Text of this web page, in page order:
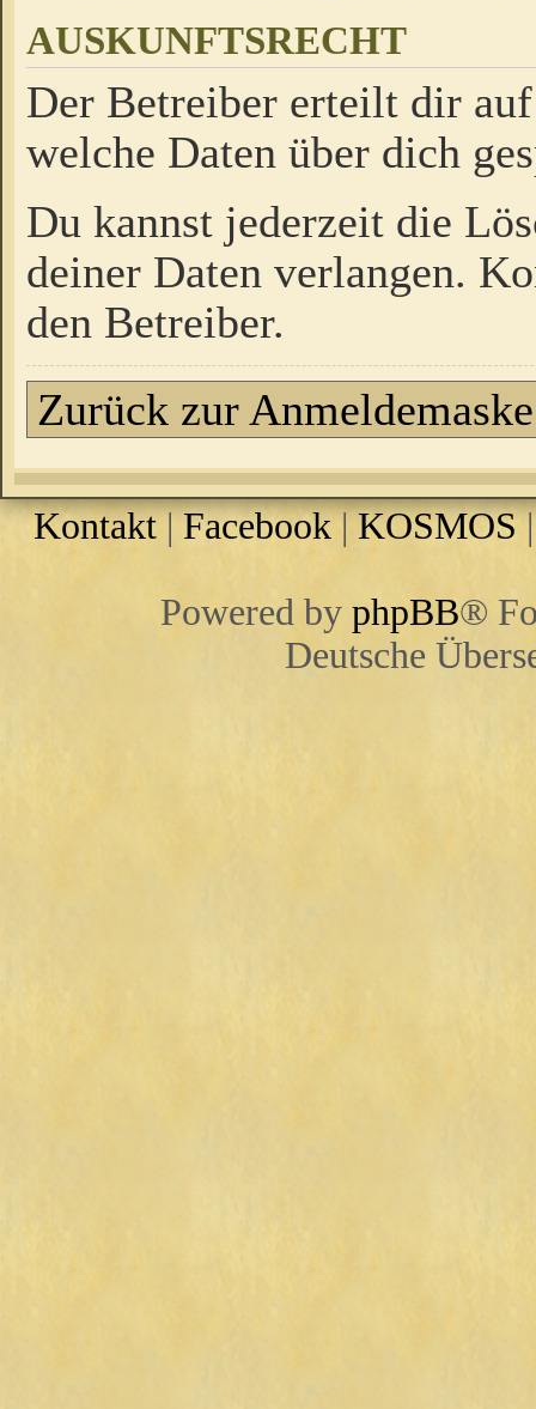
AUSKUNFTSRECHT
Der Betreiber erteilt dir
welche Daten über dich
Du kannst jederzeit die
deiner Daten verlangen.
den Betreiber.
Zurück zur Anmeldemaske
Kontakt | Facebook| KOSMOS
Powered by phpBB®
Deutsche